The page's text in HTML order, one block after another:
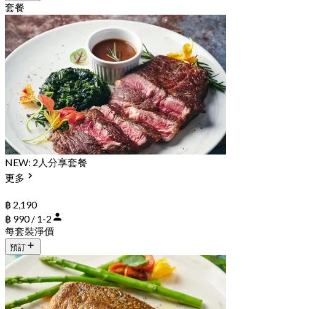
套餐
NEW: 2人分享套餐
更多
฿ 2,190
฿ 990 / 1-2
每套裝淨價
預訂